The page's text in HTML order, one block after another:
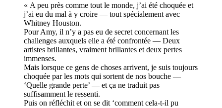
« A peu près comme tout le monde, j’ai été choquée et
j’ai eu du mal à y croire — tout spécialement avec
Whitney Houston.
Pour Amy, il n’y a pas eu de secret concernant les
challenges auxquels elle a été confrontée — Deux
artistes brillantes, vraiment brillantes et deux pertes
immenses.
Mais lorsque ce gens de choses arrivent, je suis toujours
choquée par les mots qui sortent de nos bouche —
‘Quelle grande perte’ — et ça ne traduit pas
suffisamment le ressenti.
Puis on réfléchit et on se dit ‘comment cela-t-il pu